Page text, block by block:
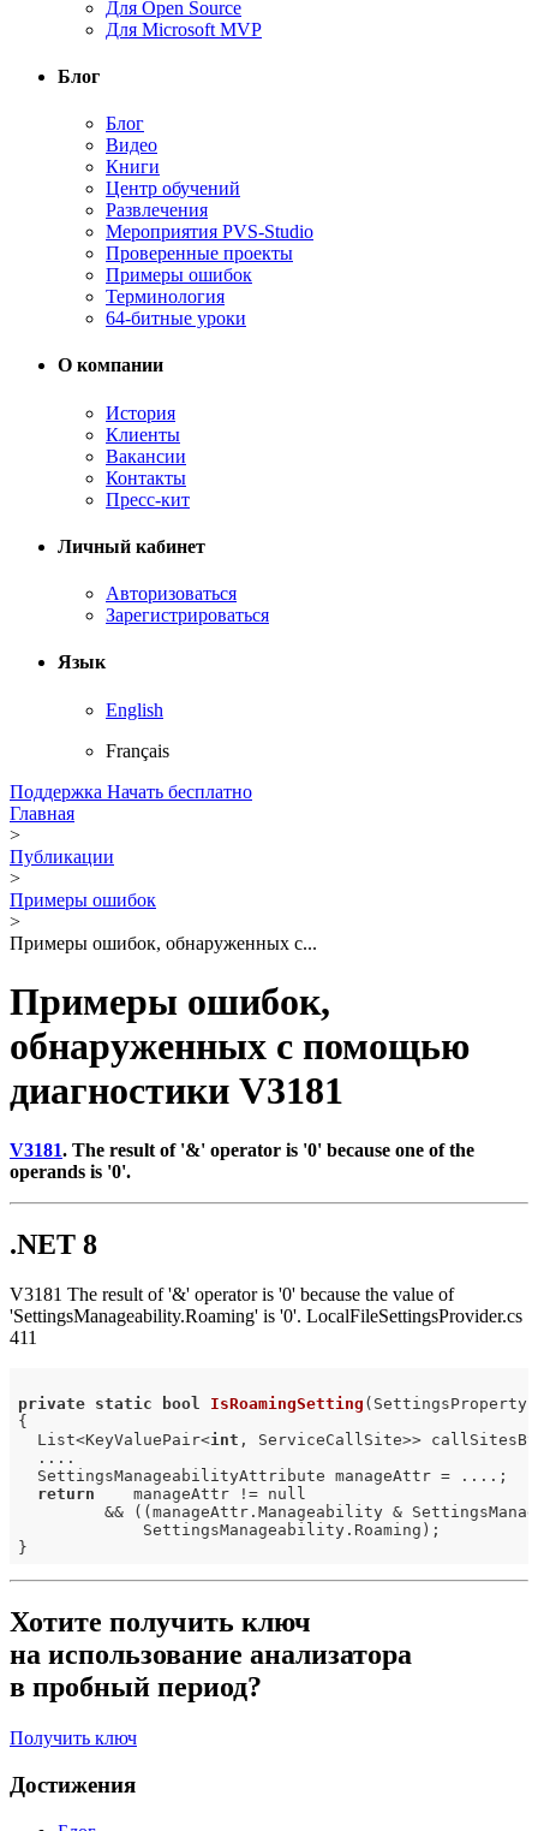
Для Open Source
Для Microsoft MVP
Блог
Блог
Видео
Книги
Центр обучений
Развлечения
Мероприятия PVS-Studio
Проверенные проекты
Примеры ошибок
Терминология
64-битные уроки
О компании
История
Клиенты
Вакансии
Контакты
Пресс-кит
Личный кабинет
Авторизоваться
Зарегистрироваться
Язык
English
Français
Поддержка Начать бесплатно
Главная
>
Публикации
>
Примеры ошибок
>
Примеры ошибок, обнаруженных с...
Примеры ошибок,
обнаруженных с помощью
диагностики V3181
V3181. The result of '&' operator is '0' because one of the
operands is '0'.
.NET 8
V3181 The result of '&' operator is '0' because the value of
'SettingsManageability.Roaming' is '0'. LocalFileSettingsProvider.cs
411
private static bool IsRoamingSetting
{
  List<KeyValuePair<
int , ServiceCallSite>>
  ....
  SettingsManageabilityAttribute manageAttr = ....;
return
    manageAttr != null
&& ((manageAttr.Manageability &
             SettingsManageability.Roaming);
Хотите получить ключ
на использование анализатора
в пробный период?
Получить ключ
Достижения